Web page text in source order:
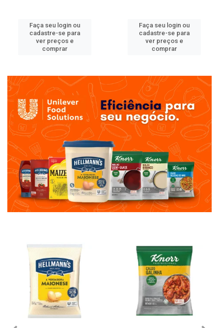
Faça seu login ou
cadastre-se para
ver preços e
comprar
Faça seu login ou
cadastre-se para
ver preços e
comprar